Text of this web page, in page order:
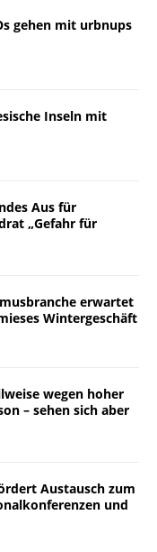
gehen mit urbnups
Inseln mit
Aus für
„Gefahr für
erwartet
Wintergeschäft
wegen hoher
– sehen sich aber
Austausch zum
und